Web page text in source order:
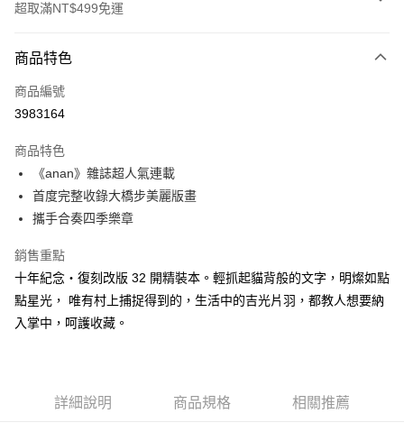
超取滿NT$499免運
信用卡一次付款
ATM付款
運送方式
付款後全家取貨
每筆NT$60，滿NT$499(含以上)免運費
每筆NT$60，滿NT$499(含以上)免運費
宅配
每筆NT$100，滿NT$499(含以上)免運費
商品特色
商品編號
3983164
商品特色
《anan》雜誌超人氣連載
首度完整收錄大橋步美麗版畫
攜手合奏四季樂章
銷售重點
十年紀念‧復刻改版 32 開精裝本。輕抓起貓背般的文字，明燦如點
點星光， 唯有村上捕捉得到的，生活中的吉光片羽，都教人想要納
入掌中，呵護收藏。
詳細說明 商品規格 相關推薦